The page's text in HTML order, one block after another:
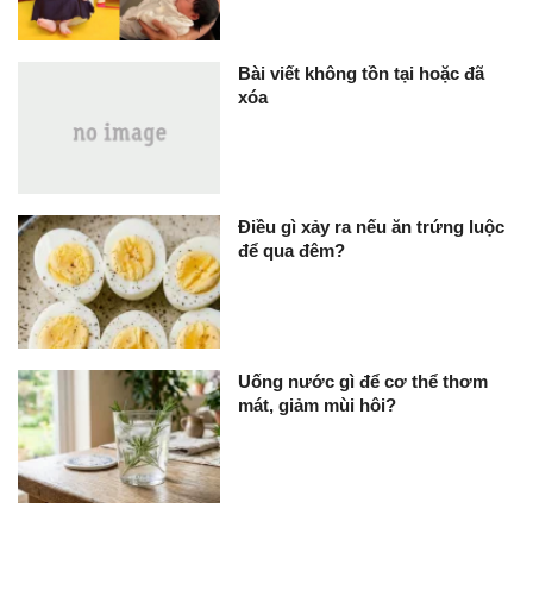
Bài viết không tồn tại hoặc đã
xóa
Điều gì xảy ra nếu ăn trứng luộc
để qua đêm?
Uống nước gì để cơ thể thơm
mát, giảm mùi hôi?